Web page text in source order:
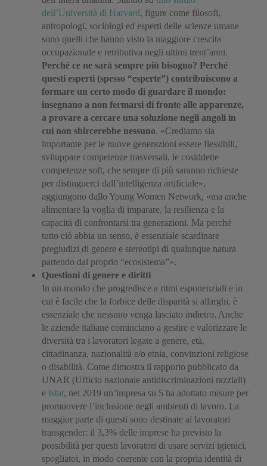
dell’Università di Harvard, figure come filosofi,
antropologi, sociologi ed esperti delle scienze umane
sono quelli che hanno visto la maggiore crescita
occupazionale e retributiva negli ultimi trent’anni.
Perché ce ne sarà sempre più bisogno? Perché
questi esperti (spesso “esperte”) contribuiscono a
formare un certo modo di guardare il mondo:
insegnano a non fermarsi di fronte alle apparenze,
a provare a cercare una soluzione negli angoli in
cui non sbircerebbe nessuno. «Crediamo sia
importante per le nuove generazioni essere flessibili,
sviluppare competenze trasversali, le cosiddette
competenze soft, che sempre di più saranno richieste
per distinguerci dall’intelligenza artificiale»,
aggiungono dallo Young Women Network, «ma anche
alimentare la voglia di imparare, la resilienza e la
capacità di confrontarsi tra generazioni. Ma perché
tutto ciò abbia un senso, è essenziale scardinare
pregiudizi di genere e stereotipi di qualunque natura
partendo dal proprio “ecosistema”».
Questioni di genere e diritti
In un mondo che progredisce a ritmi esponenziali e in
cui è facile che la forbice delle disparità si allarghi, è
essenziale che nessuno venga lasciato indietro. Anche
le aziende italiane cominciano a gestire e valorizzare le
diversità tra i lavoratori legate a genere, età,
cittadinanza, nazionalità e/o etnia, convinzioni religiose
o disabilità. Come dimostra il rapporto pubblicato da
UNAR (Ufficio nazionale antidiscriminazioni razziali)
e Istat, nel 2019 un’impresa su 5 ha adottato misure per
promuovere l’inclusione negli ambienti di lavoro. La
maggior parte di questi sono destinate ai lavoratori
transgender: il 3,3% delle imprese ha previsto la
possibilità per questi lavoratori di usare servizi igienici,
spogliatoi, in modo coerente con la propria identità di